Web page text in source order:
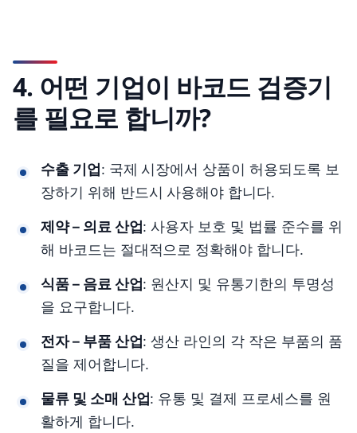
4. 어떤 기업이 바코드 검증기
를 필요로 합니까?
수출 기업 : 국제 시장에서 상품이 허용되도록 보
장하기 위해 반드시 사용해야 합니다.
제약 – 의료 산업: 사용자 보호 및 법률 준수를 위
해 바코드는 절대적으로 정확해야 합니다.
식품 – 음료 산업: 원산지 및 유통기한의 투명성
을 요구합니다.
전자 – 부품 산업: 생산 라인의 각 작은 부품의 품
질을 제어합니다.
물류 및 소매 산업: 유통 및 결제 프로세스를 원
활하게 합니다.